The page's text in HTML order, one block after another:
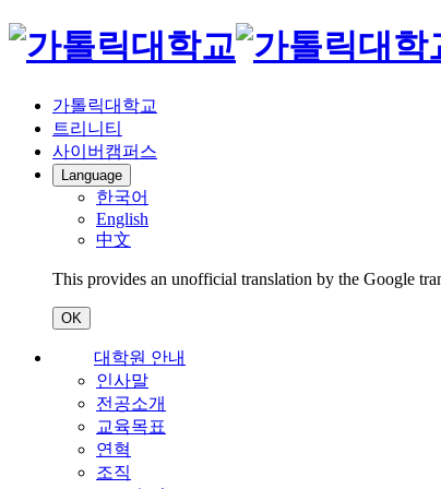
가톨릭대학교
트리니티
사이버캠퍼스
Language
한국어
English
中文
This provides an unofficial translation by the Google
OK
대학원 안내
인사말
전공소개
교육목표
연혁
조직